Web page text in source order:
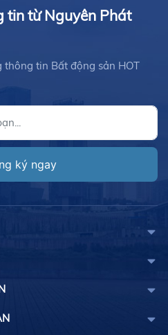
tin từ Nguyên Phát
tin Bất động sản HOT
ký ngay